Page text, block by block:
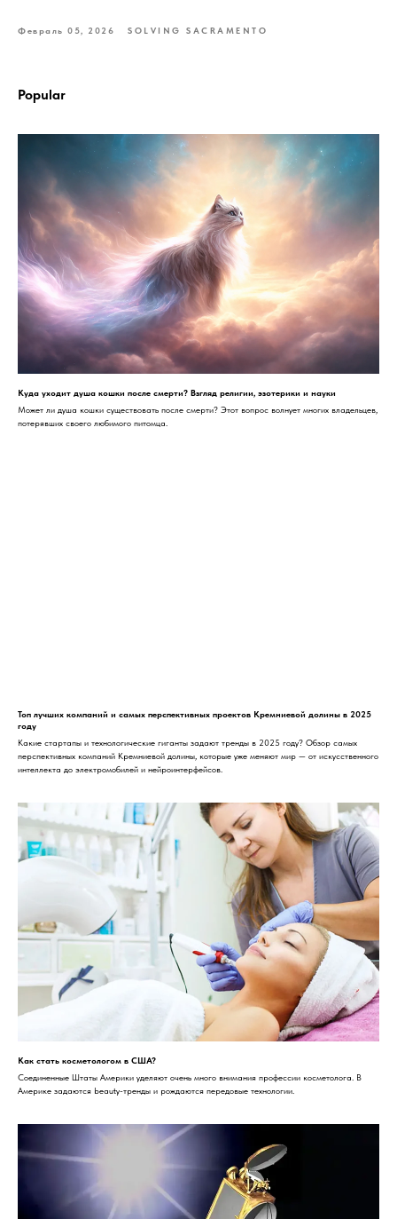
Февраль 05, 2026 SOLVING SACRAMENTO
Popular
Куда уходит душа кошки после смерти? Взгляд религии, эзотерики и науки
Может ли душа кошки существовать после смерти? Этот вопрос волнует многих владельцев,
потерявших своего любимого питомца.
Топ лучших компаний и самых перспективных проектов Кремниевой долины в 2025
году
Какие стартапы и технологические гиганты задают тренды в 2025 году? Обзор самых
перспективных компаний Кремниевой долины, которые уже меняют мир — от искусственного
интеллекта до электромобилей и нейроинтерфейсов.
Как стать косметологом в США?
Соединенные Штаты Америки уделяют очень много внимания профессии косметолога. В
Америке задаются beauty-тренды и рождаются передовые технологии.